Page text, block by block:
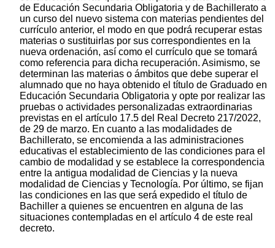
de Educación Secundaria Obligatoria y de Bachillerato a
un curso del nuevo sistema con materias pendientes del
currículo anterior, el modo en que podrá recuperar estas
materias o sustituirlas por sus correspondientes en la
nueva ordenación, así como el currículo que se tomará
como referencia para dicha recuperación. Asimismo, se
determinan las materias o ámbitos que debe superar el
alumnado que no haya obtenido el título de Graduado en
Educación Secundaria Obligatoria y opte por realizar las
pruebas o actividades personalizadas extraordinarias
previstas en el artículo 17.5 del Real Decreto 217/2022,
de 29 de marzo. En cuanto a las modalidades de
Bachillerato, se encomienda a las administraciones
educativas el establecimiento de las condiciones para el
cambio de modalidad y se establece la correspondencia
entre la antigua modalidad de Ciencias y la nueva
modalidad de Ciencias y Tecnología. Por último, se fijan
las condiciones en las que será expedido el título de
Bachiller a quienes se encuentren en alguna de las
situaciones contempladas en el artículo 4 de este real
decreto.